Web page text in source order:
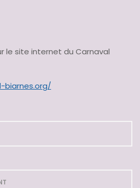
le site internet du Carnaval
biarnes.org/